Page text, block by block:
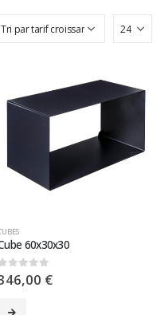
60x30x30
sur 5 €